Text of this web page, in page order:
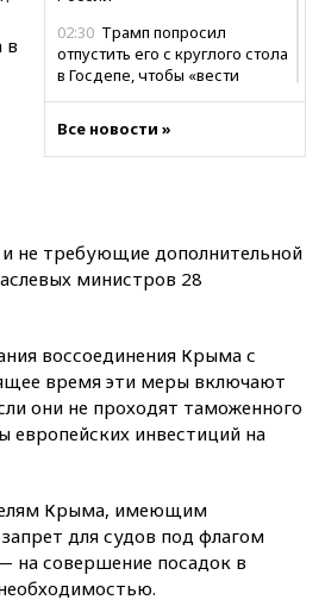
02:30 Трамп попросил
отпустить его с круглого стола
в Госдепе, чтобы «вести
01:35 Мигрант погиб при
попытке попасть из Марокко в
коррупции
вчера, 23:35Лукашенко
ЕС
вчера, 22:59 На башню
ресторана «Армения» в
Москве вернут утраченную
протаранил погранпункт при
попытке попасть в Россию
вчера, 22:28Бессент
анонсировал скорое
Все новости »
в
не требующие дополнительной
министров 28
воссоединения Крыма с
время эти меры включают
они не проходят таможенного
европейских инвестиций на
Крыма, имеющим
для судов под флагом
на совершение посадок в